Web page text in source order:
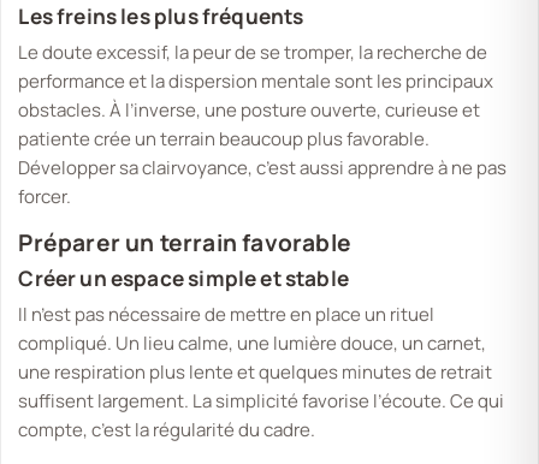
Les freins les plus fréquents
Le doute excessif, la peur de se tromper, la recherche de
performance et la dispersion mentale sont les principaux
obstacles. À l’inverse, une posture ouverte, curieuse et
patiente crée un terrain beaucoup plus favorable.
Développer sa clairvoyance, c’est aussi apprendre à ne pas
forcer.
Préparer un terrain favorable
Créer un espace simple et stable
Il n’est pas nécessaire de mettre en place un rituel
compliqué. Un lieu calme, une lumière douce, un carnet,
une respiration plus lente et quelques minutes de retrait
suffisent largement. La simplicité favorise l’écoute. Ce qui
compte, c’est la régularité du cadre.